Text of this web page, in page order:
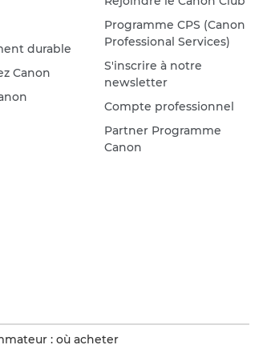
durable
Canon
Programme CPS (Canon
Professional Services)
S'inscrire à notre
newsletter
Compte professionnel
Partner Programme
Canon
: où acheter